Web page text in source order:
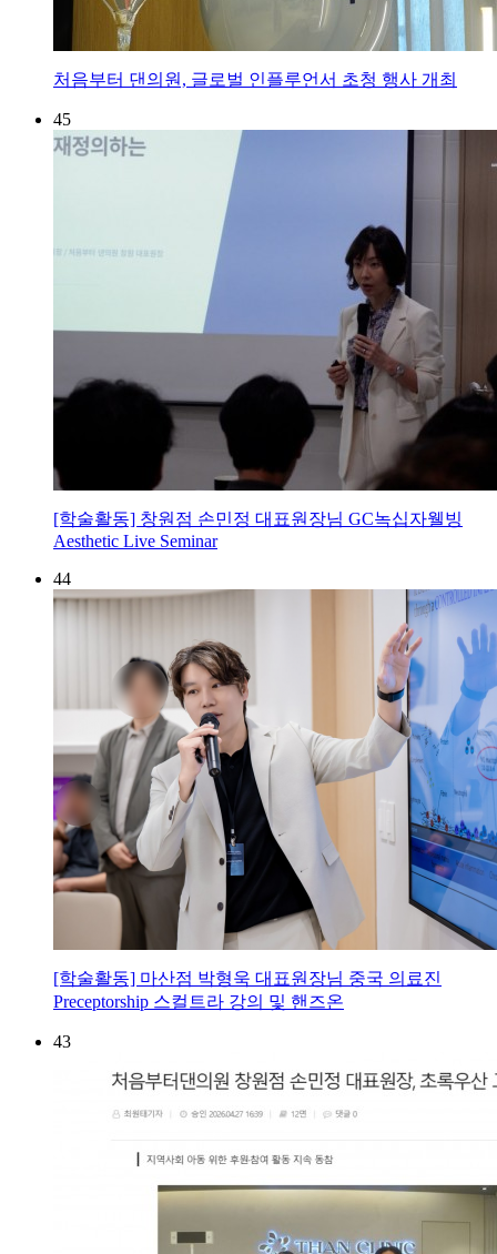
처음부터 댄의원, 글로벌 인플루언서 초청 행사 개최
45
[학술활동] 창원점 손민정 대표원장님 GC녹십자웰빙
Aesthetic Live Seminar
44
[학술활동] 마산점 박형욱 대표원장님 중국 의료진
Preceptorship 스컬트라 강의 및 핸즈온
43